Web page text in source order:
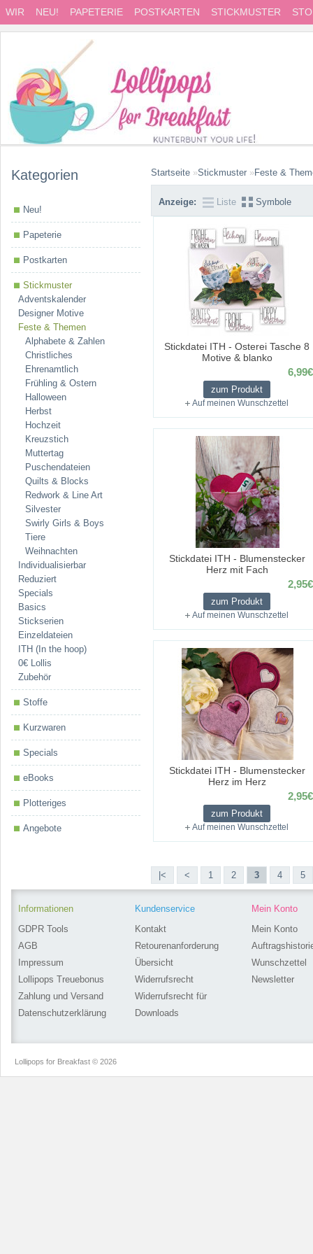
WIR NEU! PAPETERIE POSTKARTEN STICKMUSTER
Kategorien
Neu!
Papeterie
Postkarten
Stickmuster
Adventskalender
Designer Motive
Feste & Themen
Alphabete & Zahlen
Christliches
Ehrenamtlich
Frühling & Ostern
Halloween
Herbst
Hochzeit
Kreuzstich
Muttertag
Puschendateien
Quilts & Blocks
Redwork & Line Art
Silvester
Swirly Girls & Boys
Tiere
Weihnachten
Individualisierbar
Reduziert
Specials
Basics
Stickserien
Einzeldateien
ITH (In the hoop)
0€ Lollis
Zubehör
Stoffe
Kurzwaren
Specials
eBooks
Plotteriges
Angebote
Startseite »Stickmuster »Feste &
Anzeige: Liste Symbole
Stickdatei ITH - Osterei Tasche 8
Motive & blanko
6,99€
zum Produkt
Auf meinen Wunschzettel
Stickdatei ITH - Blumenstecker
Herz mit Fach
2,95€
zum Produkt
Auf meinen Wunschzettel
Stickdatei ITH - Blumenstecker
Herz im Herz
2,95€
zum Produkt
Auf meinen Wunschzettel
|< < 1 2 3 4 5
Mein Konto
Mein Konto
Wunschzettel
Newsletter
Kundenservice
Kontakt
Retourenanforderung
Übersicht
Widerrufsrecht
Widerrufsrecht für
Downloads
Informationen
GDPR Tools
AGB
Impressum
Lollipops Treuebonus
Zahlung und Versand
Datenschutzerklärung
Lollipops for Breakfast © 2026